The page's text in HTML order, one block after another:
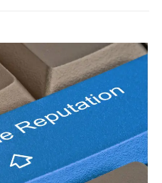
המלצות
ניהול מוניטין